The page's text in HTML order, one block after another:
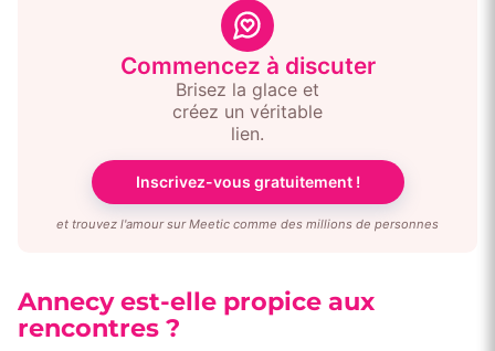
Commencez à discuter
Brisez la glace et
créez un véritable
lien.
Inscrivez-vous gratuitement !
et trouvez l'amour sur Meetic comme des millions de personnes
Annecy est-elle propice aux
rencontres ?